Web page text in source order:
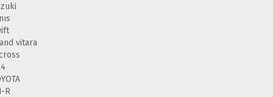
vitara
R